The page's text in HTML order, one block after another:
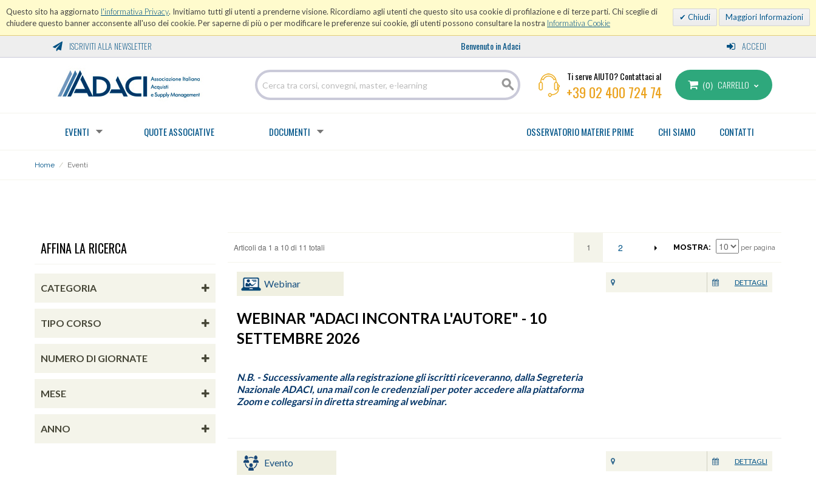
Questo sito ha aggiornato l'informativa Privacy. Invitiamo tutti gli utenti a prenderne visione. Ricordiamo agli utenti che questo sito usa cookie di profilazione e di terze parti. Chi sceglie di
chiudere questo banner acconsente all'uso dei cookie. Per saperne di più o per modificare le preferenze sui cookie, gli utenti possono consultare la nostra Informativa Cookie
Chiudi Maggiori Informazioni
ISCRIVITI ALLA NEWSLETTER Benvenuto in Adaci ACCEDI
Ti serve AIUTO? Contattaci al
+39 02 400 724 74 0 CARRELLO
EVENTI QUOTE ASSOCIATIVE DOCUMENTI CONTATTI
CHI SIAMO
OSSERVATORIO MATERIE PRIME
Home / Eventi
AFFINA LA RICERCA
CATEGORIA
TIPO CORSO
NUMERO DI GIORNATE
MESE
ANNO
Articoli da 1 a 10 di 11 totali MOSTRA per pagina
1 2
Webinar
WEBINAR "ADACI INCONTRA L'AUTORE" - 10
SETTEMBRE 2026
N.B. - Successivamente alla registrazione gli iscritti riceveranno, dalla Segreteria
Nazionale ADACI, una mail con le credenziali per poter accedere alla piattaforma
Zoom e collegarsi in diretta streaming al webinar.
DETTAGLI
Evento DETTAGLI